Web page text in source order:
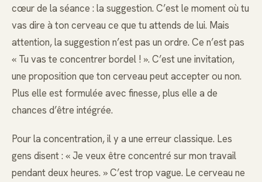
cœur de la séance : la suggestion. C’est le moment où tu
vas dire à ton cerveau ce que tu attends de lui. Mais
attention, la suggestion n’est pas un ordre. Ce n’est pas
« Tu vas te concentrer bordel ! ». C’est une invitation,
une proposition que ton cerveau peut accepter ou non.
Plus elle est formulée avec finesse, plus elle a de
chances d’être intégrée.
Pour la concentration, il y a une erreur classique. Les
gens disent : « Je veux être concentré sur mon travail
pendant deux heures. » C’est trop vague. Le cerveau ne